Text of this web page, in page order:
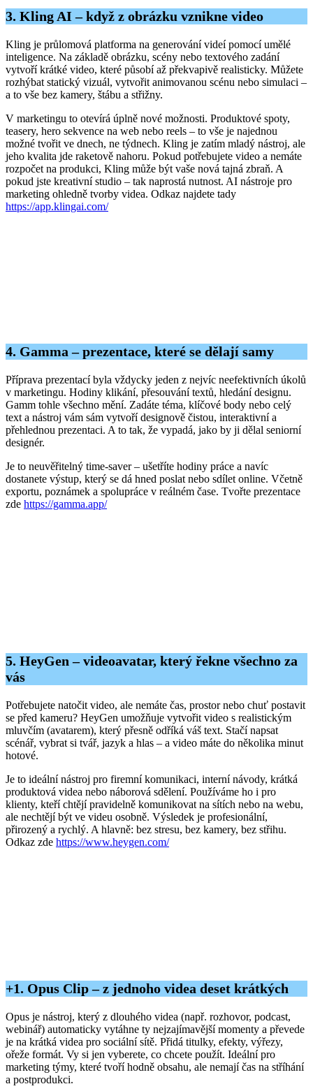
3. Kling AI – když z obrázku vznikne video
Kling je průlomová platforma na generování videí pomocí umělé
inteligence. Na základě obrázku, scény nebo textového zadání
vytvoří krátké video, které působí až překvapivě realisticky. Můžete
rozhýbat statický vizuál, vytvořit animovanou scénu nebo simulaci –
a to vše bez kamery, štábu a střižny.
V marketingu to otevírá úplně nové možnosti. Produktové spoty,
teasery, hero sekvence na web nebo reels – to vše je najednou
možné tvořit ve dnech, ne týdnech. Kling je zatím mladý nástroj, ale
jeho kvalita jde raketově nahoru. Pokud potřebujete video a nemáte
rozpočet na produkci, Kling může být vaše nová tajná zbraň. A
pokud jste kreativní studio – tak naprostá nutnost. AI nástroje pro
marketing ohledně tvorby videa. Odkaz najdete tady
https://app.klingai.com/
4. Gamma – prezentace, které se dělají samy
Příprava prezentací byla vždycky jeden z nejvíc neefektivních úkolů
v marketingu. Hodiny klikání, přesouvání textů, hledání designu.
Gamm tohle všechno mění. Zadáte téma, klíčové body nebo celý
text a nástroj vám sám vytvoří designově čistou, interaktivní a
přehlednou prezentaci. A to tak, že vypadá, jako by ji dělal seniorní
designér.
Je to neuvěřitelný time-saver – ušetříte hodiny práce a navíc
dostanete výstup, který se dá hned poslat nebo sdílet online. Včetně
exportu, poznámek a spolupráce v reálném čase. Tvořte prezentace
zde https://gamma.app/
5. HeyGen – videoavatar, který řekne všechno za
vás
Potřebujete natočit video, ale nemáte čas, prostor nebo chuť postavit
se před kameru? HeyGen umožňuje vytvořit video s realistickým
mluvčím (avatarem), který přesně odříká váš text. Stačí napsat
scénář, vybrat si tvář, jazyk a hlas – a video máte do několika minut
hotové.
Je to ideální nástroj pro firemní komunikaci, interní návody, krátká
produktová videa nebo náborová sdělení. Používáme ho i pro
klienty, kteří chtějí pravidelně komunikovat na sítích nebo na webu,
ale nechtějí být ve videu osobně. Výsledek je profesionální,
přirozený a rychlý. A hlavně: bez stresu, bez kamery, bez střihu.
Odkaz zde https://www.heygen.com/
+1. Opus Clip – z jednoho videa deset krátkých
Opus je nástroj, který z dlouhého videa (např. rozhovor, podcast,
webinář) automaticky vytáhne ty nejzajímavější momenty a převede
je na krátká videa pro sociální sítě. Přidá titulky, efekty, výřezy,
ořeže formát. Vy si jen vyberete, co chcete použít. Ideální pro
marketing týmy, které tvoří hodně obsahu, ale nemají čas na stříhání
a postprodukci.